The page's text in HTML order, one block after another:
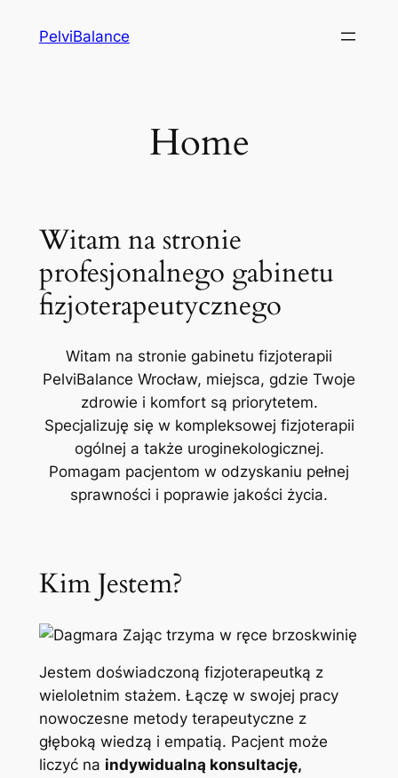
PelviBalance
Home
Witam na stronie
profesjonalnego gabinetu
fizjoterapeutycznego
Witam na stronie gabinetu fizjoterapii
PelviBalance Wrocław, miejsca, gdzie Twoje
zdrowie i komfort są priorytetem.
Specjalizuję się w kompleksowej fizjoterapii
ogólnej a także uroginekologicznej.
Pomagam pacjentom w odzyskaniu pełnej
sprawności i poprawie jakości życia.
Kim Jestem?
Jestem doświadczoną fizjoterapeutką z
wieloletnim stażem. Łączę w swojej pracy
nowoczesne metody terapeutyczne z
głęboką wiedzą i empatią. Pacjent może
liczyć na indywidualną konsultację,